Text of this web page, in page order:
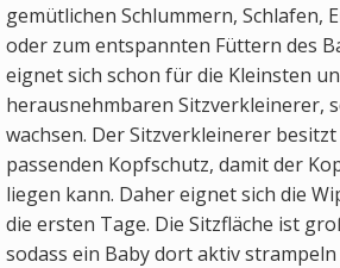
gemütlichen Schlummern, Schlafen,
oder zum entspannten Füttern des
eignet sich schon für die Kleinsten
herausnehmbaren Sitzverkleinerer,
wachsen. Der Sitzverkleinerer
passenden Kopfschutz, damit der
liegen kann. Daher eignet sich die
die ersten Tage. Die Sitzfläche ist
sodass ein Baby dort aktiv